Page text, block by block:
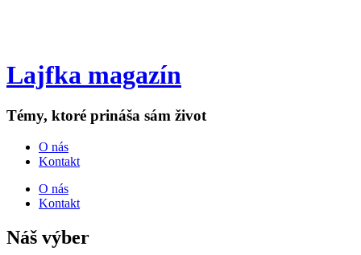
Lajfka magazín
Témy, ktoré prináša sám život
O nás
Kontakt
O nás
Kontakt
Náš výber